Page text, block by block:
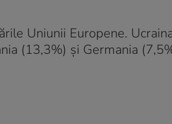
Uniunii Europene.
(13,3%) și Germania